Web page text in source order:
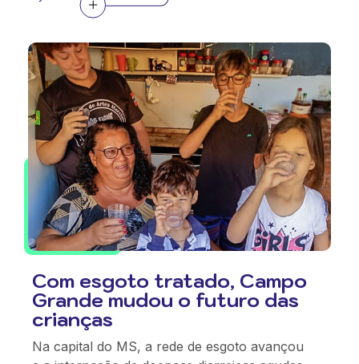
Com esgoto tratado, Campo
Grande mudou o futuro das
crianças
Na capital do MS, a rede de esgoto avançou